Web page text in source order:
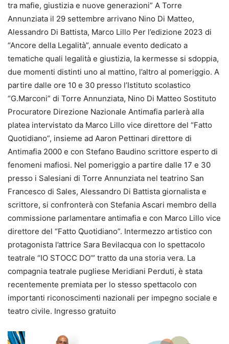
tra mafie, giustizia e nuove generazioni” A Torre
Annunziata il 29 settembre arrivano Nino Di Matteo,
Alessandro Di Battista, Marco Lillo Per l’edizione 2023 di
“Ancore della Legalità”, annuale evento dedicato a
tematiche quali legalità e giustizia, la kermesse si sdoppia,
due momenti distinti uno al mattino, l’altro al pomeriggio. A
partire dalle ore 10 e 30 presso l’Istituto scolastico
“G.Marconi” di Torre Annunziata, Nino Di Matteo Sostituto
Procuratore Direzione Nazionale Antimafia parlerà alla
platea intervistato da Marco Lillo vice direttore del “Fatto
Quotidiano”, insieme ad Aaron Pettinari direttore di
Antimafia 2000 e con Stefano Baudino scrittore esperto di
fenomeni mafiosi. Nel pomeriggio a partire dalle 17 e 30
presso i Salesiani di Torre Annunziata nel teatrino San
Francesco di Sales, Alessandro Di Battista giornalista e
scrittore, si confronterà con Stefania Ascari membro della
commissione parlamentare antimafia e con Marco Lillo vice
direttore del “Fatto Quotidiano”. Intermezzo artistico con
protagonista l’attrice Sara Bevilacqua con lo spettacolo
teatrale “IO STOCC DO’” tratto da una storia vera. La
compagnia teatrale pugliese Meridiani Perduti, è stata
recentemente premiata per lo stesso spettacolo con
importanti riconoscimenti nazionali per impegno sociale e
teatro civile. Ingresso gratuito